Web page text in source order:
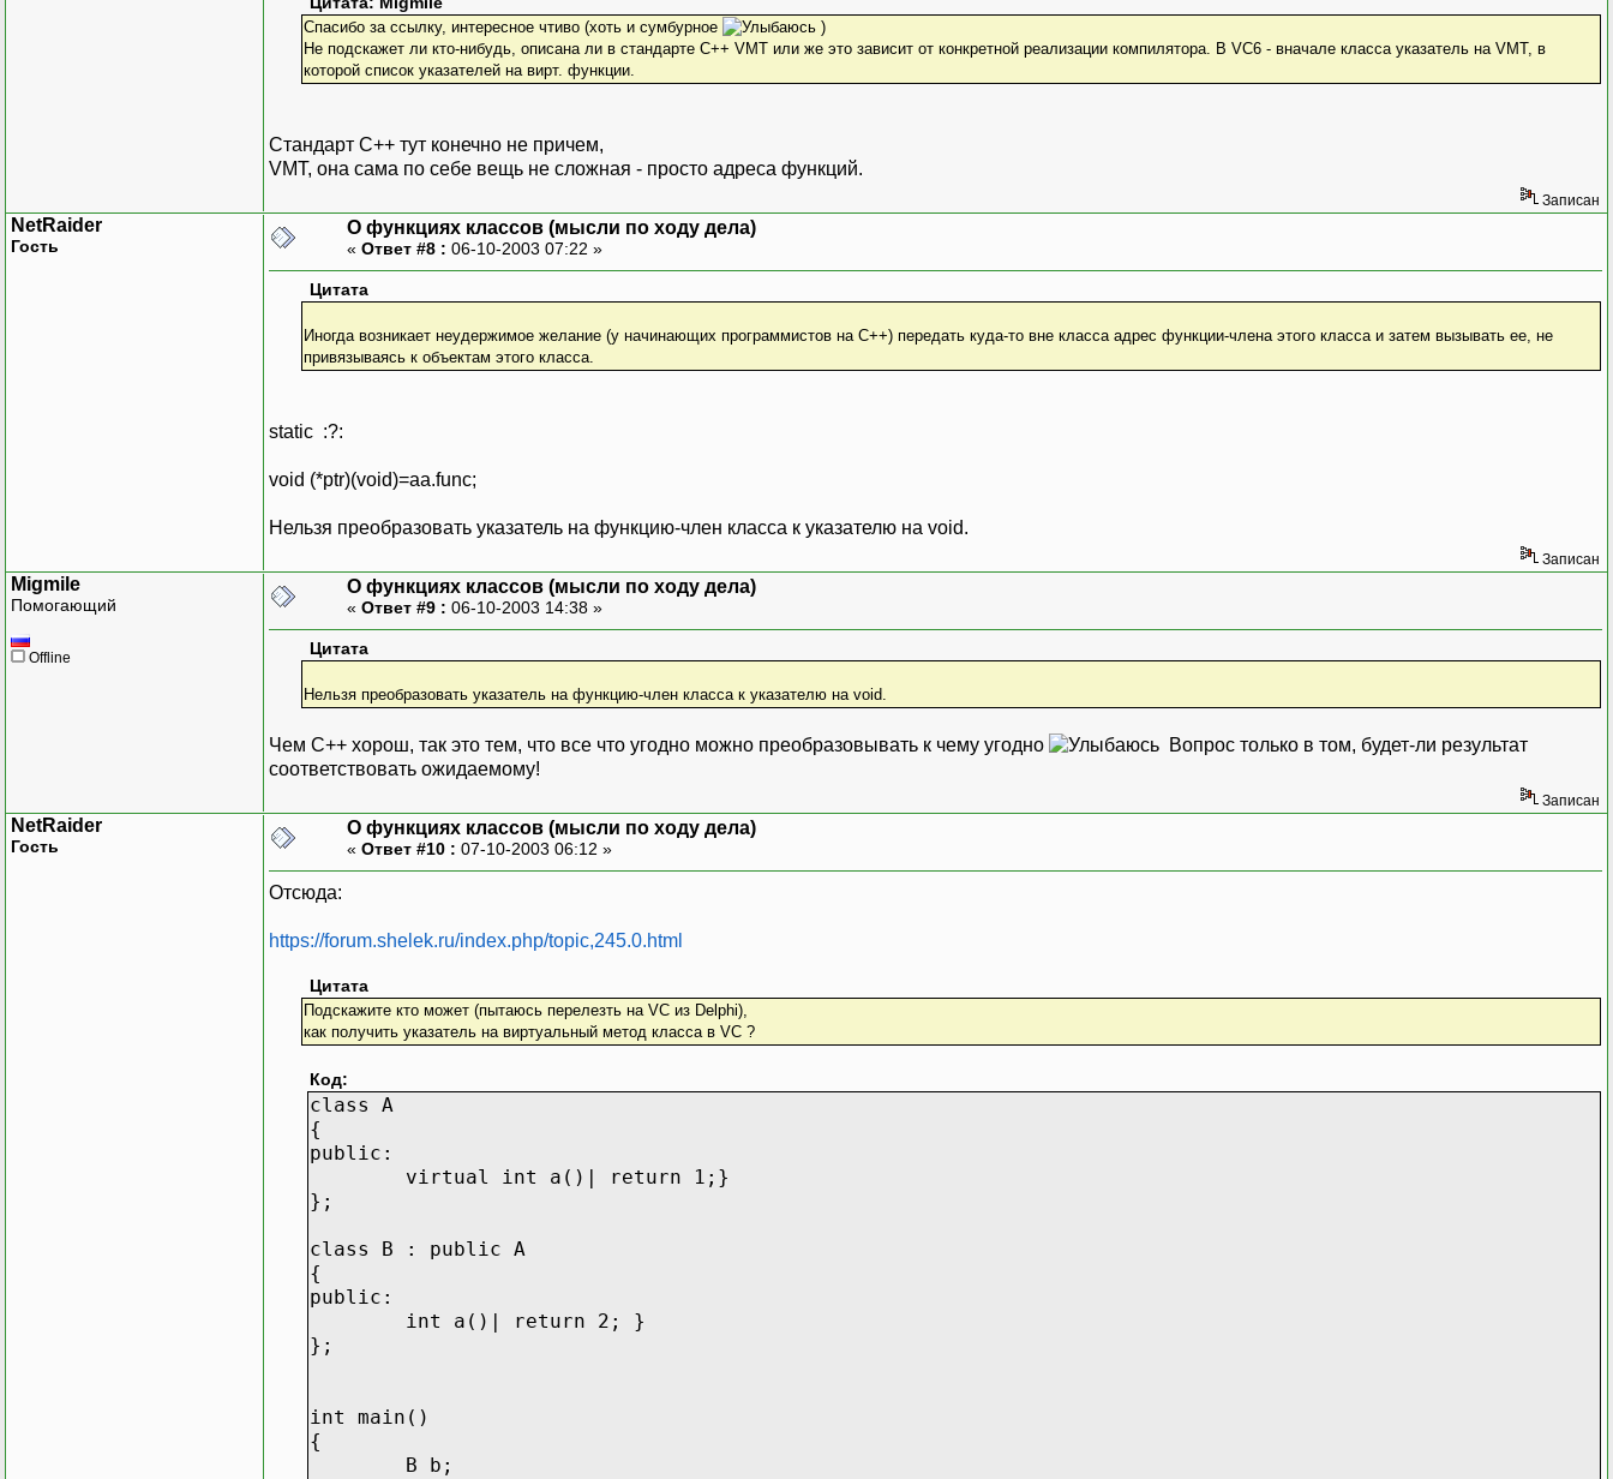
Спасибо за ссылку, интересное чтиво (хоть и сумбурное
)
Не подскажет ли кто-нибудь, описана ли в стандарте С++ VMT или же это зависит от конкретной реализации компилятора. В VC6 - вначале класса указатель на VMT, в
которой список указателей на вирт. функции.
Стандарт C++ тут конечно не причем,
VMT, она сама по себе вещь не сложная - просто адреса функций.
Записан
NetRaider
Гость
О функциях классов (мысли по ходу дела)
« Ответ #8 : 06-10-2003 07:22 »
Цитата
Иногда возникает неудержимое желание (у начинающих программистов на С++) передать куда-то вне класса адрес функции-члена этого класса и затем вызывать ее, не
привязываясь к объектам этого класса.
static :?:
void (*ptr)(void)=aa.func;
Нельзя преобразовать указатель на функцию-член класса к указателю на void.
Записан
Migmile
Помогающий
Offline
О функциях классов (мысли по ходу дела)
« Ответ #9 : 06-10-2003 14:38 »
Цитата
Нельзя преобразовать указатель на функцию-член класса к указателю на void.
Чем С++ хорош, так это тем, что все что угодно можно преобразовывать к чему угодно
Вопрос только в том, будет-ли результат
соответствовать ожидаемому!
Записан
NetRaider
Гость
О функциях классов (мысли по ходу дела)
« Ответ #10 : 07-10-2003 06:12 »
Отсюда:
https://forum.shelek.ru/index.php/topic,245.0.html
Цитата
Подскажите кто может (пытаюсь перелезть на VC из Delphi),
как получить указатель на виртуальный метод класса в VC ?
Код:
class A
{
public:
virtual int a()| return 1;}
};
class B : public A
{
public:
int a()| return 2; }
};
int main()
{
B b;